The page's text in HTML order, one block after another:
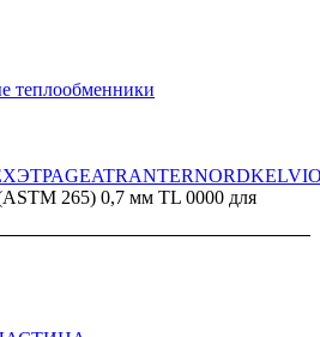
теплообменники
ЭТРАGEATRANTERNORD
265) 0,7 мм TL 0000 для